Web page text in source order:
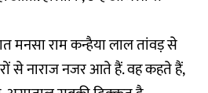
मनसा राम कन्हैया लाल तांवड़ से
से नाराज नजर आते हैं. वह कहते हैं,